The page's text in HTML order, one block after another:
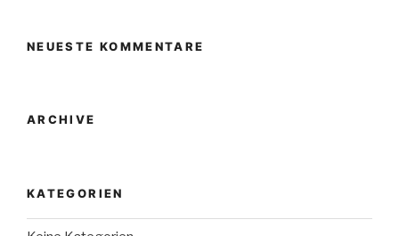
NEUESTE KOMMENTARE
ARCHIVE
KATEGORIEN